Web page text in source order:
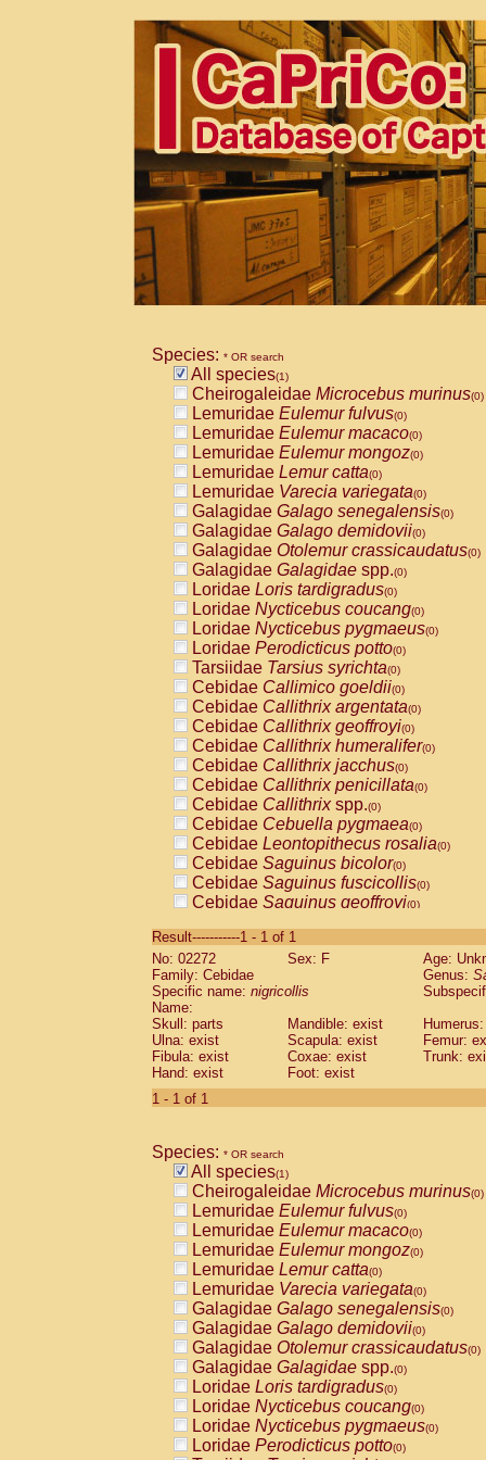
Species: * OR search
All species(1)
Cheirogaleidae Microcebus murinus(0)
Lemuridae Eulemur fulvus(0)
Lemuridae Eulemur macaco(0)
Lemuridae Eulemur mongoz(0)
Lemuridae Lemur catta(0)
Lemuridae Varecia variegata(0)
Galagidae Galago senegalensis(0)
Galagidae Galago demidovii(0)
Galagidae Otolemur crassicaudatus(0)
Galagidae Galagidae spp.(0)
Loridae Loris tardigradus(0)
Loridae Nycticebus coucang(0)
Loridae Nycticebus pygmaeus(0)
Loridae Perodicticus potto(0)
Tarsiidae Tarsius syrichta(0)
Cebidae Callimico goeldii(0)
Cebidae Callithrix argentata(0)
Cebidae Callithrix geoffroyi(0)
Cebidae Callithrix humeralifer(0)
Cebidae Callithrix jacchus(0)
Cebidae Callithrix penicillata(0)
Cebidae Callithrixspp.(0)
Cebidae Cebuella pygmaea(0)
Cebidae Leontopithecus rosalia(0)
Cebidae Saguinus bicolor(0)
Cebidae Saguinus fuscicollis(0)
Cebidae Saguinus geoffroyi(0)
CebidaeSaguinus labiatus(0)
Cebidae Saguinus leucopus (0)
Cebidae
CebidaeSaguinus mystax
Cebidae Saguinus nigricollis (1)
Cebidae Saguinus oedipus
Cebidae Saguinus weddelli
Cebidae Saguinusspp.
Cebidae
CebidaeCebus capucinus
CebidaeCebus nigrivittatus
CebidaeCebus spp.(0)
CebidaeSaimiri boliviensis(0)
CebidaeSaimiri sciureus(0)
AtelidaeAlouatta caraya(0)
AtelidaeAlouatta fusca(0)
AtelidaeAlouatta seniculus(0)
AtelidaeAlouattaspp.(0)
AtelidaeAteles belzebuth(0)
AtelidaeAteles geoffroyi(0)
AtelidaeAteles paniscus(0)
AtelidaeAtelesspp.(0)
AtelidaeLagothrix lagothricha(0)
AtelidaeLagothrix lagothricha cana
PitheciidaeCacajao calvus
Result-----------1 - 1 of 1
No: 02272
Sex: F
Age:
Family: Cebidae
Genus:
Specific name: nigricollis
Name:
Skull: parts
Mandible: exist
Ulna: exist
Scapula: exist
Femur:
Fibula: exist
Coxae: exist
Trunk:
Hand: exist
Foot: exist
1 - 1 of 1
Species: * OR search
All species(1)
Cheirogaleidae Microcebus murinus(0)
Lemuridae Eulemur fulvus(0)
Lemuridae Eulemur macaco(0)
Lemuridae Eulemur mongoz(0)
Lemuridae Lemur catta(0)
Lemuridae Varecia variegata(0)
Galagidae Galago senegalensis(0)
Galagidae Galago demidovii(0)
Galagidae Otolemur crassicaudatus(0)
Galagidae Galagidae spp.(0)
Loridae Loris tardigradus(0)
Loridae Nycticebus coucang(0)
Loridae Nycticebus pygmaeus(0)
Loridae Perodicticus potto(0)